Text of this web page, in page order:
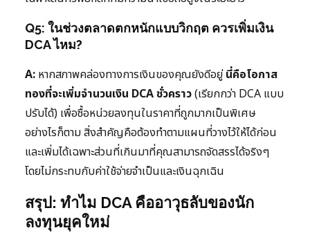
Q5: ในช่วงตลาดตกหนักแบบวิกฤต ควรเพิ่มเงิน
DCA ไหม?
A: หากสภาพคล่องทางการเงินของคุณยังดีอยู่นี่คือโอกาส
ทองที่จะเพิ่มจำนวนเงิน DCA ชั่วคราว(เรียกกว่า DCA แบบ
ปรับได้) เพื่อซื้อหน่วยลงทุนในราคาที่ถูกมากเป็นพิเศษ
อย่างไรก็ตาม สิ่งสำคัญคือต้องทำตามแผนที่วางไว้ให้ได้ก่อน
และเพิ่มได้เฉพาะส่วนที่เกินมาที่คุณสามารถจัดสรรได้จริงๆ
โดยไม่กระทบกับค่าใช้จ่ายจำเป็นและเงินฉุกเฉิน
สรุป: ทำไม DCA คืออาวุธลับของนัก
ลงทุนยุคใหม่